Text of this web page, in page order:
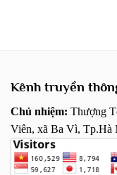
Kênh truyền
Chủ nhiệm: Thượng
Viên, xã Ba Vì, Tp.Hà